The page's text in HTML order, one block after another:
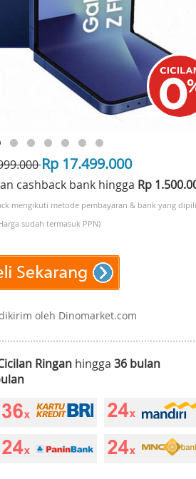
Rp 17.499.000
cashback bank hingga Rp
mengikuti metode pembayaran & bank yang
sudah termasuk PPN)
oleh Dinomarket.com
Ringan hingga 36 bulan